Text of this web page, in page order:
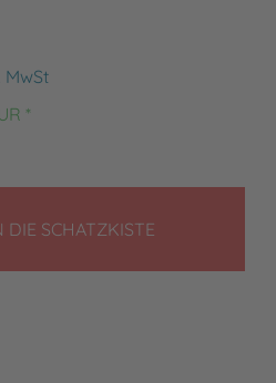
MwSt
*
DIE SCHATZKISTELEGEN